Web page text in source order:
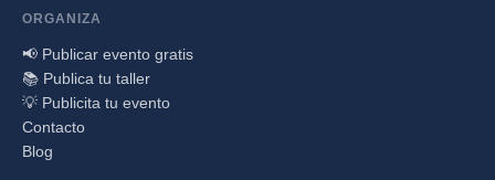
ORGANIZA
📢 Publicar evento gratis
📚 Publica tu taller
💡 Publicita tu evento
Contacto
Blog